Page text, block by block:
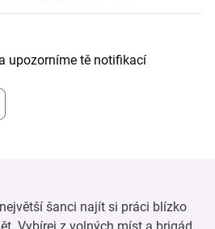
upozorníme tě notifikací
šanci najít si práci blízko
Vybírej z volných míst a brigád